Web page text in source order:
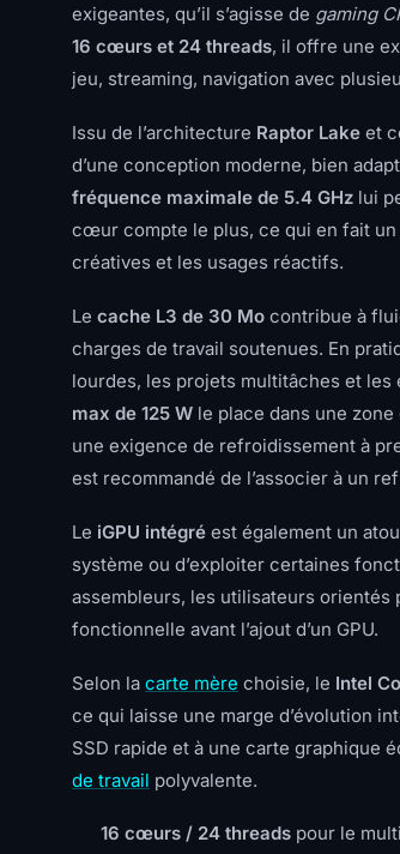
exigeantes, qu’il s’agisse de gaming
16 cœurs et 24 threads, il offre une
jeu, streaming, navigation avec
Issu de l’architecture Raptor Lake et
d’une conception moderne, bien
fréquence maximale de 5.4 GHz lui
cœur compte le plus, ce qui en fait
créatives et les usages réactifs.
Le cache L3 de 30 Mo contribue à
charges de travail soutenues. En
lourdes, les projets multitâches et les
max de 125 W le place dans une
une exigence de refroidissement à
est recommandé de l’associer à un
Le iGPU intégré est également un
système ou d’exploiter certaines
assembleurs, les utilisateurs
fonctionnelle avant l’ajout d’un GPU.
Selon la carte mère choisie, le Intel
ce qui laisse une marge d’évolution
SSD rapide et à une carte graphique
de travail polyvalente.
16 cœurs / 24 threads pour le